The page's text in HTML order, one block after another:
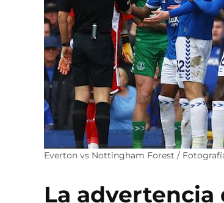
Everton vs Nottingham Forest / Fotografía
La